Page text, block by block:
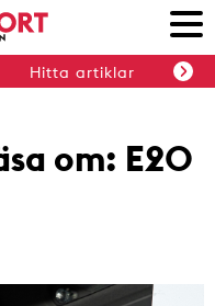
Hitta artiklar
om: E20